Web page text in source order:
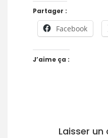
Partager :
Facebook
J’aime ça :
Laisser